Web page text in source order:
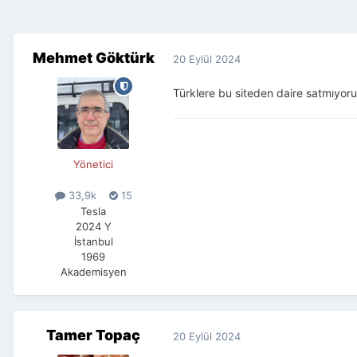
Mehmet Göktürk
Yönetici
33,9k
15
Tesla
2024 Y
İstanbul
1969
Akademisyen
20 Eylül 2024
Türklere bu siteden daire
Tamer Topaç 20 Eylül 2024